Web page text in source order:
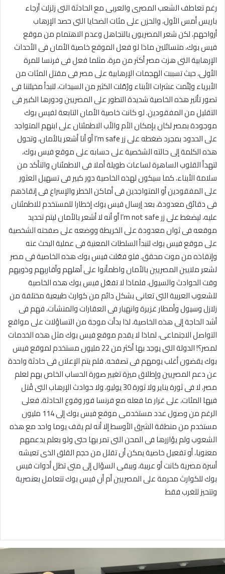
رغم تعاطف الشعب المصرى والعربى مع الحادثة التى زلزلت أرجاء
باريس أمس الأول، والحزن على مئات الضحايا التى حصد الإرهاب
أرواحهم، لكن شعر المصريون بالتجاهل وعدم الاهتمام من موقع
فيس بوك، متسائلين ماذا لو فعل الموقع خاصية الأمان فى الأحداث
الإرهابية التى هزت مصر أكثر من مرة، مثلما فعل فى فرنسا للمرة
الأولى، حيث تسببت الهجمات الإرهابية على مصر فى مقتل المئات من
الأبرياء ويُتّمت عشرات الأبناء ورُمّلت الكثير من السيدات، لتبدأ مخيلتنا فى
تصور تأثير هذه الخاصية شديدة التطور على المصريين ودورها الكبير فى
التقليل من المفقودين. لو كانت خاصية الأمان التابعة لفيس بوك
موجودة بمصر لكان بإمكان الأم والأب الاطمئنان على ابنهم المتواجد
على الحدود بمجرد ضغطه على زر I’m safe أو أنا أشعر بالأمان، وتحول
هذه الكلمة إلى حالته الشخصية على حسابه على موقع فيس بوك،
لتهدأ القلوب الساهرة لساعات طويلة أملا فى الاطمئنان والتأكد من
سلامة الأبناء، كما سيكون لهذه الخاصية دور كبير فى تسهيل العثور
على المفقودين أو المتواجدين فى أماكن الخطر والإسراع فى إنقاذهم
فى دقائق معدودة، بعد إرسال فيس بوك إخطارا للمستخدم للاطمئنان
عليه، ليضغط على زر I’m not safe أو أنه لا أشعر بالأمان ليتم تحديد
موقعه فى ثوان معدودة على الخريطة ووضعه على صفحته الشخصية
على موقع فيس بوك لتبدأ السلطات المعنية فى عملية البحث عنه
وإنقاذه من موت محقق. فلو فعّلت فيس بوك هذه الخاصية فى مصر
لشعر ملايين المصريين بالأمان واطمأنوا على أهلهم وأقاربهم وذويهم
وقت الحوادث والسيول، فلماذا لا تفعّل فيس بوك هذه الخاصية
للشعوب العربية التى تعانى بشكل دائم من كوارث طبيعية مختلفة من
زلازل وسيول وأمطار غزيرة وانهيار فى العقارات والمنشآت، فهم فى
أشد الحاجة إلى هذه الخاصية، لذا بدأت موجة من التساؤلات على مواقع
التواصل الاجتماعى، لماذا لا يقدم موقع فيس بوك مثل هذه الخدمات
لمصر؟! الدولة التى يوجد بها أكثر من 22 مليون مستخدم لموقع فيس
بوك يقضون أغلب يومهم فى تصفحه. فلم يتم الإعلان فى حادثة واحدة
عن دعم المصريين وإطلاق ميزة تغيير صورة الحساب الخاص بهم لعلم
مصر، لا فى ثورة يناير ولا ثورة 30 يوليو، ولا حوادث الإرهاب التى قُتل
فيها المئات، على غرار ما فعله مع فرنسا فور وقوع الحادثة، فعلى
الرغم من وصول عدد مستخدمى موقع فيس بوك إلى 114 مليون
مستخدم من منطقة الشرق الأوسط إلا أنه لم يقف يوما واحد مع هذه
الشعوب ولم يؤازرها فى المحن التى تمر بها حتى ولو بعلم يدعمهم
معنويا، أو تفعيل خاصية يمكن أن تقلل من حجم القلق الذى تعيشه
أسرة مصرية كانت أو عربية، ويبقى السؤال إلى متى تظل أدوات فيس
بوك للكوارث محرمة على المصريين أم أن فيس بوك تتعامل بعنصرية
وتتحيز للغرب فقط